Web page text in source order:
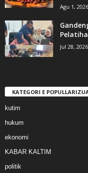
Agu 1, 2026
Jul 28, 2026
KATEGORI E
kutim
hukum
ekonomi
KABAR KALTIM
politik